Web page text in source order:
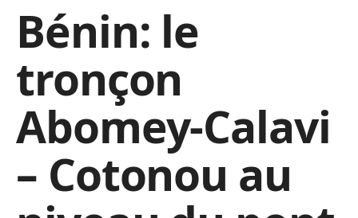
Bénin: le
tronçon
Abomey-Calavi
– Cotonou au